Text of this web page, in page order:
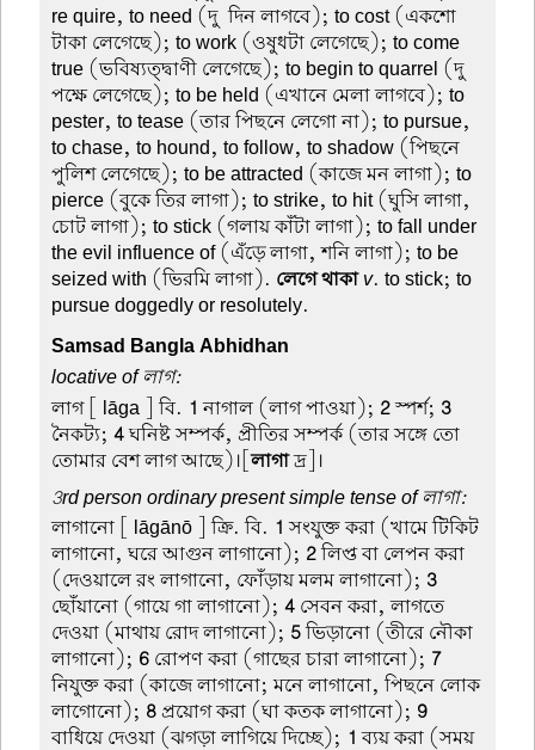
re quire, to need (দু-দিন লাগবে); to cost (একশো
টাকা লেগেছে); to work (ওষুধটা লেগেছে); to come
true (ভবিষ্যত্দ্বাণী লেগেছে); to begin to quarrel (দু-
পক্ষে লেগেছে); to be held (এখানে মেলা লাগবে); to
pester, to tease (তার পিছনে লেগো না); to pursue,
to chase, to hound, to follow, to shadow (পিছনে
পুলিশ লেগেছে); to be attracted (কাজে মন লাগা); to
pierce (বুকে তির লাগা); to strike, to hit (ঘুসি লাগা,
চোট লাগা); to stick (গলায় কাঁটা লাগা); to fall under
the evil influence of (এঁড়ে লাগা, শনি লাগা); to be
seized with (ভিরমি লাগা). লেগে থাকা v. to stick; to
pursue doggedly or resolutely.
Samsad Bangla Abhidhan
locative of লাগ:
লাগ[ lāga ] বি. 1 নাগাল (লাগ পাওয়া); 2স্পর্শ; 3
নৈকট্য;4ঘনিষ্ট সম্পর্ক, প্রীতির সম্পর্ক (তার সঙ্গে তো
তোমার বেশ লাগ আছে)।[লাগাদ্র]।
3rd person ordinary present simple tense of লাগা:
লাগানো [ lāgānō ] ক্রি. বি. 1 সংযুক্ত করা (খামে টিকিট
লাগানো, ঘরে আগুন লাগানো); 2লিপ্ত বা লেপন করা
(দেওয়ালে রং লাগানো, ফোঁড়ায় মলম লাগানো); 3
ছোঁয়ানো (গায়ে গা লাগানো);4 সেবন করা, লাগতে
দেওয়া (মাথায় রোদ লাগানো); 5ভিড়ানো (তীরে নৌকা
লাগানো); 6 রোপণ করা (গাছের চারা লাগানো); 7
নিযুক্ত করা (কাজে লাগানো; মনে লাগানো, পিছনে লোক
লাগোনো); 8প্রয়োগ করা (ঘা কতক লাগানো); 9
বাধিয়ে দেওয়া (ঝগড়া লাগিয়ে দিচ্ছে); 1 ব্যয় করা (সময়